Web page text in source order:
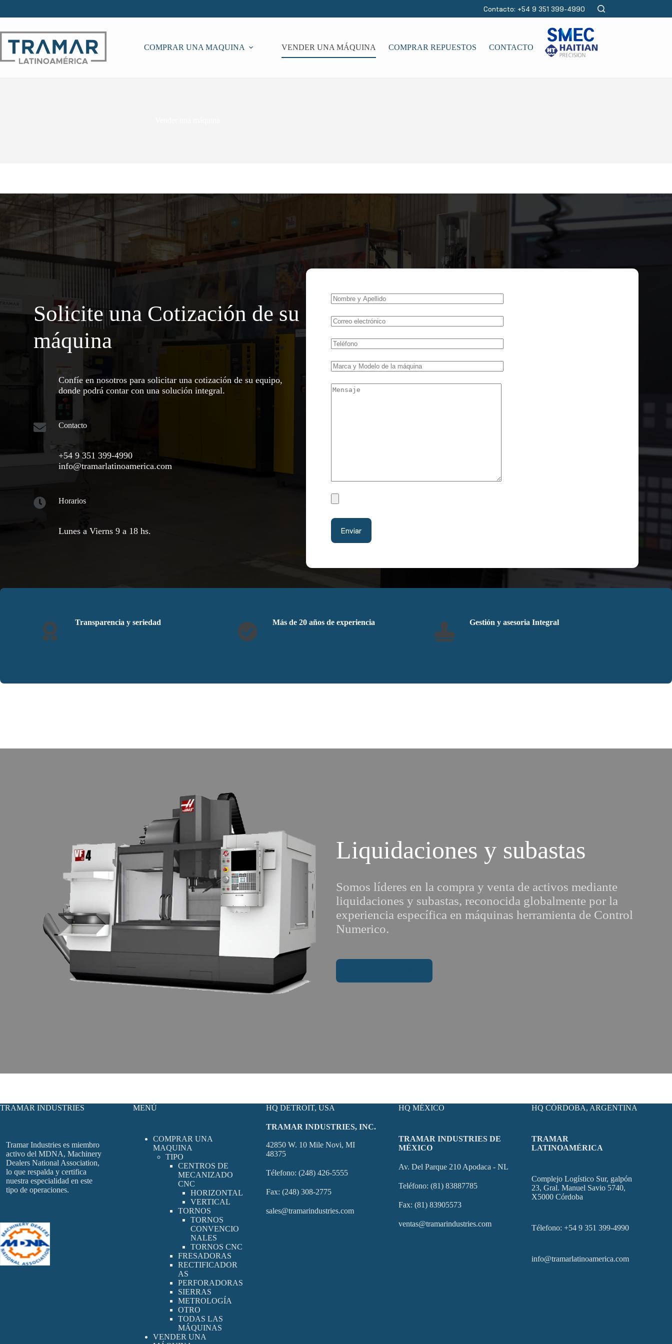
Contacto: +54 9 351 399-4990
COMPRAR UNA MAQUINA VENDER UNA MÁQUINA COMPRAR REPUESTOS CONTACTO
Solicite una Cotización de su
máquina
Confíe en nosotros para solicitar una cotización de su equipo,
donde podrá contar con una solución integral.
Contacto
+54 9 351 399-4990
info@tramarlatinoamerica.com
Horarios
Lunes a Vierns 9 a 18 hs.
Transparencia y seriedad Más de 20 años de experiencia Gestión y asesoria Integral
Liquidaciones y subastas
Somos líderes en la compra y venta de activos mediante
liquidaciones y subastas, reconocida globalmente por la
experiencia específica en máquinas herramienta de Control
Numerico.
TRAMAR INDUSTRIES
Tramar Industries es miembro
activo del MDNA, Machinery
Dealers National Association,
lo que respalda y certifica
nuestra especialidad en este
tipo de operaciones.
MENÚ
COMPRAR UNA
MAQUINA
TIPO
CENTROS DE
MECANIZADO
CNC
HORIZONTAL
VERTICAL
TORNOS
TORNOS
CONVENCIO
NALES
TORNOS CNC
FRESADORAS
RECTIFICADOR
AS
PERFORADORAS
SIERRAS
METROLOGÍA
OTRO
TODAS LAS
MÁQUINAS
VENDER UNA
HQ DETROIT, USA
TRAMAR INDUSTRIES, INC.
42850 W. 10 Mile Novi, MI
48375
Télefono: (248) 426-5555
Fax: (248) 308-2775
sales@tramarindustries.com
HQ MÉXICO
TRAMAR INDUSTRIES DE
MÉXICO
Av. Del Parque 210 Apodaca - NL
Teléfono: (81) 83887785
Fax: (81) 83905573
ventas@tramarindustries.com
HQ CÓRDOBA, ARGENTINA
TRAMAR
LATINOAMÉRICA
Complejo Logístico Sur, galpón
23, Gral. Manuel Savio 5740,
X5000 Córdoba
Télefono: +54 9 351 399-4990
info@tramarlatinoamerica.com